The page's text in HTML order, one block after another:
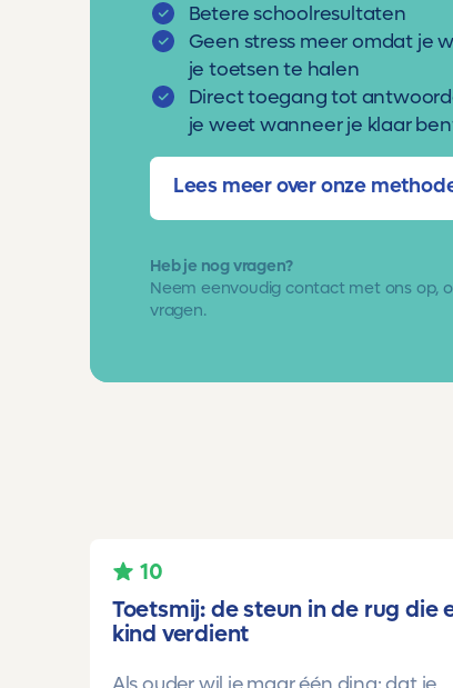
Betere schoolresultaten
Geen stress meer omdat je
je toetsen te halen
Direct toegang tot
je weet wanneer je klaar
Lees meer over onze
Heb je nog vragen?
Neem eenvoudigcontact met ons op,
vragen.
10
Toetsmij: de steun in de rug die
kind verdient